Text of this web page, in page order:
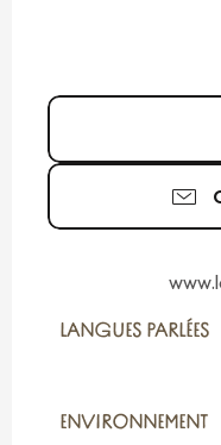
LANGUES PARLÉES
LANGUES PARLÉES
ENVIRONNEMENT
ENVIRONNEMENT